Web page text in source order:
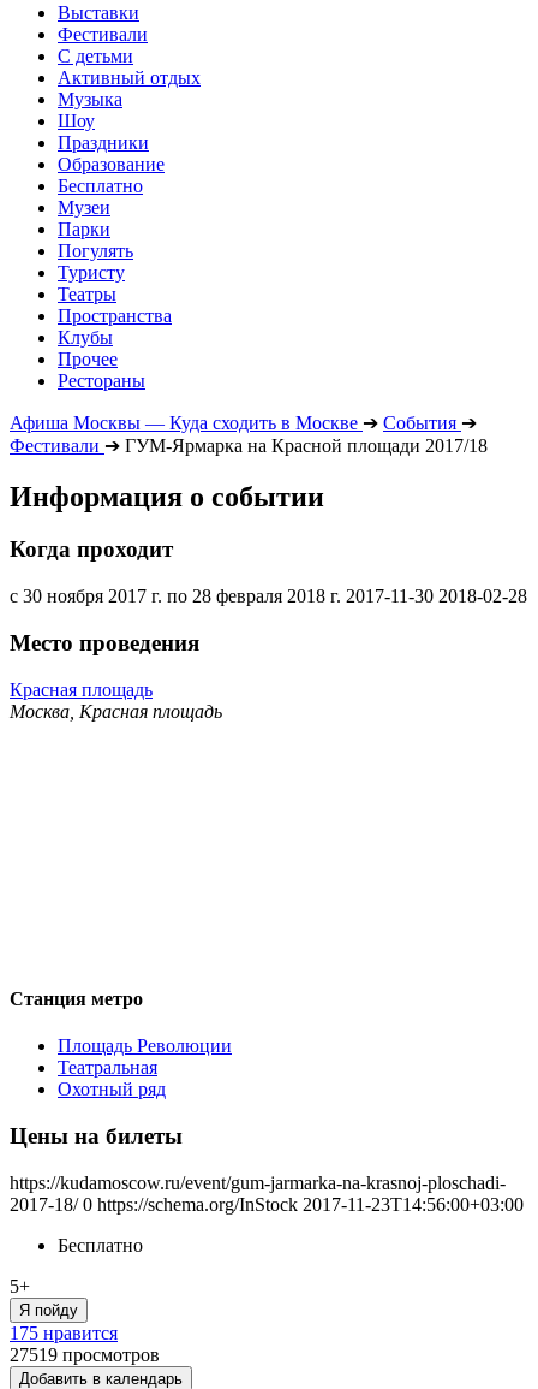
Выставки
Фестивали
С детьми
Активный отдых
Музыка
Шоу
Праздники
Образование
Бесплатно
Музеи
Парки
Погулять
Туристу
Театры
Пространства
Клубы
Прочее
Рестораны
Афиша Москвы — Куда сходить в Москве ➔ События ➔
Фестивали ➔ ГУМ-Ярмарка на Красной площади 2017/18
Информация о событии
Когда проходит
с 30 ноября 2017 г. по 28 февраля 2018 г. 2017-11-30 2018-02-28
Место проведения
Красная площадь
Москва, Красная площадь
Станция метро
Площадь Революции
Театральная
Охотный ряд
Цены на билеты
https://kudamoscow.ru/event/gum-jarmarka-na-krasnoj-ploschadi-
2017-18/ 0 https://schema.org/InStock 2017-11-23T14:56:00+03:00
Бесплатно
5+
Я пойду
175 нравится
27519 просмотров
Добавить в календарь